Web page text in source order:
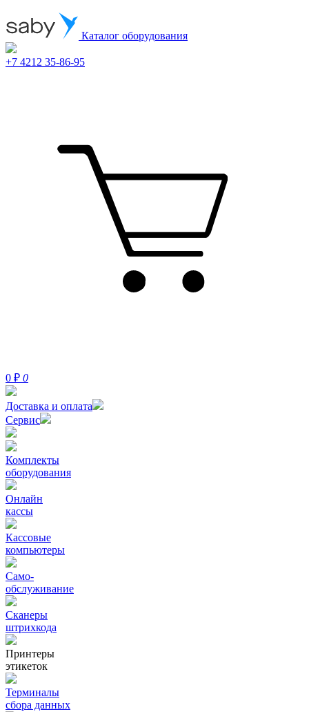
Каталог оборудования
+7 4212 35-86-95
0 ₽ 0
Доставка и оплата
Сервис
Комплекты
оборудования
Онлайн
кассы
Кассовые
компьютеры
Само-
обслуживание
Сканеры
штрихкода
Принтеры
этикеток
Терминалы
сбора данных